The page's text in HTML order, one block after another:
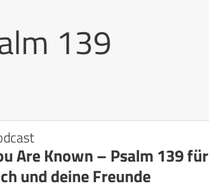
139
Are Known – Psalm 139 für
und deine Freunde